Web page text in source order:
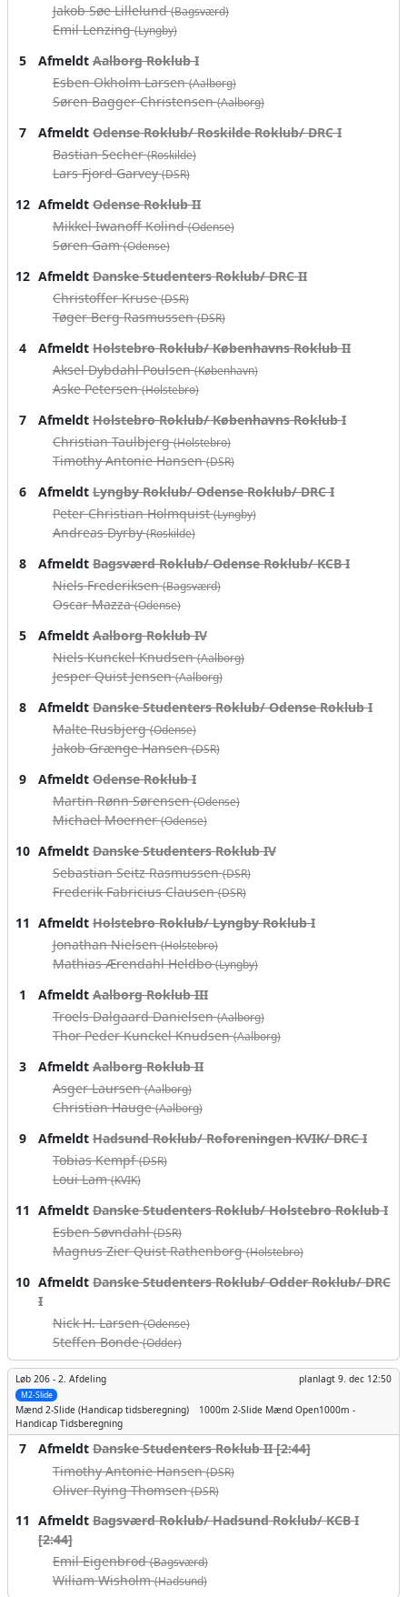
Jakob Søe Lillelund(Bagsværd)
Emil Lenzing(Lyngby)
5 AfmeldtAalborg Roklub I
Esben Okholm Larsen(Aalborg)
Søren Bagger Christensen(Aalborg)
7 AfmeldtOdense Roklub/ Roskilde Roklub/ DRC I
Bastian Secher(Roskilde)
Lars Fjord Garvey(DSR)
12 AfmeldtOdense Roklub II
Mikkel Iwanoff Kolind(Odense)
Søren Gam(Odense)
12 AfmeldtDanske Studenters Roklub/ DRC II
Christoffer Kruse(DSR)
Tøger Berg Rasmussen(DSR)
4 AfmeldtHolstebro Roklub/ Københavns Roklub II
Aksel Dybdahl Poulsen(København)
Aske Petersen(Holstebro)
7 AfmeldtHolstebro Roklub/ Københavns Roklub I
Christian Taulbjerg(Holstebro)
Timothy Antonie Hansen(DSR)
6 AfmeldtLyngby Roklub/ Odense Roklub/ DRC I
Peter Christian Holmquist(Lyngby)
Andreas Dyrby(Roskilde)
8 AfmeldtBagsværd Roklub/ Odense Roklub/ KCB I
Niels Frederiksen(Bagsværd)
Oscar Mazza(Odense)
5 AfmeldtAalborg Roklub IV
Niels Kunckel Knudsen(Aalborg)
Jesper Quist Jensen(Aalborg)
8 AfmeldtDanske Studenters Roklub/ Odense Roklub I
Malte Rusbjerg(Odense)
Jakob Grænge Hansen(DSR)
9 AfmeldtOdense Roklub I
Martin Rønn Sørensen(Odense)
Michael Moerner(Odense)
10 AfmeldtDanske Studenters Roklub IV
Sebastian Seitz Rasmussen(DSR)
Frederik Fabricius Clausen(DSR)
11 AfmeldtHolstebro Roklub/ Lyngby Roklub I
Jonathan Nielsen(Holstebro)
Mathias Ærendahl Heldbo(Lyngby)
1 AfmeldtAalborg Roklub III
Troels Dalgaard Danielsen(Aalborg)
Thor Peder Kunckel Knudsen(Aalborg)
3 AfmeldtAalborg Roklub II
Asger Laursen(Aalborg)
Christian Hauge(Aalborg)
9 AfmeldtHadsund Roklub/ Roforeningen KVIK/ DRC I
Tobias Kempf(DSR)
Loui Lam(KVIK)
11 AfmeldtDanske Studenters Roklub/ Holstebro Roklub I
Esben Søvndahl(DSR)
Magnus Zier Quist Rathenborg(Holstebro)
10 AfmeldtDanske Studenters Roklub/ Odder Roklub/ DRC
I
Nick H. Larsen(Odense)
Steffen Bonde(Odder)
Løb 206 - 2. Afdeling planlagt 9. dec 12:50
M2-Slide
Mænd 2-Slide (Handicap tidsberegning) 1000m 2-Slide Mænd Open1000m -
Handicap Tidsberegning
7 AfmeldtDanske Studenters Roklub II [2:44]
Timothy Antonie Hansen(DSR)
Oliver Rying Thomsen(DSR)
11 AfmeldtBagsværd Roklub/ Hadsund Roklub/ KCB I
[2:44]
Emil Eigenbrod(Bagsværd)
Wiliam Wisholm(Hadsund)